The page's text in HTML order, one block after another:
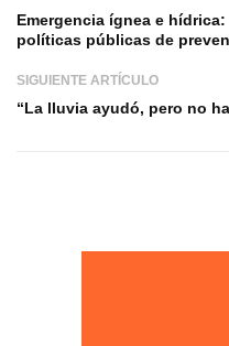
Emergencia ígnea e
políticas públicas de
SIGUIENTE ARTÍCULO
“La lluvia ayudó, pero no